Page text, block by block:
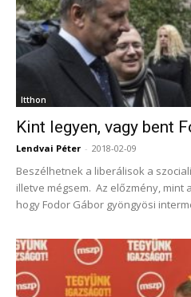
Itthon
Kint legyen, vagy bent
Lendvai Péter - 2018-02-09
Beszélhetnek a liberálisok a
illetve mégsem. Az előzmény, mint
hogy Fodor Gábor gyöngyösi